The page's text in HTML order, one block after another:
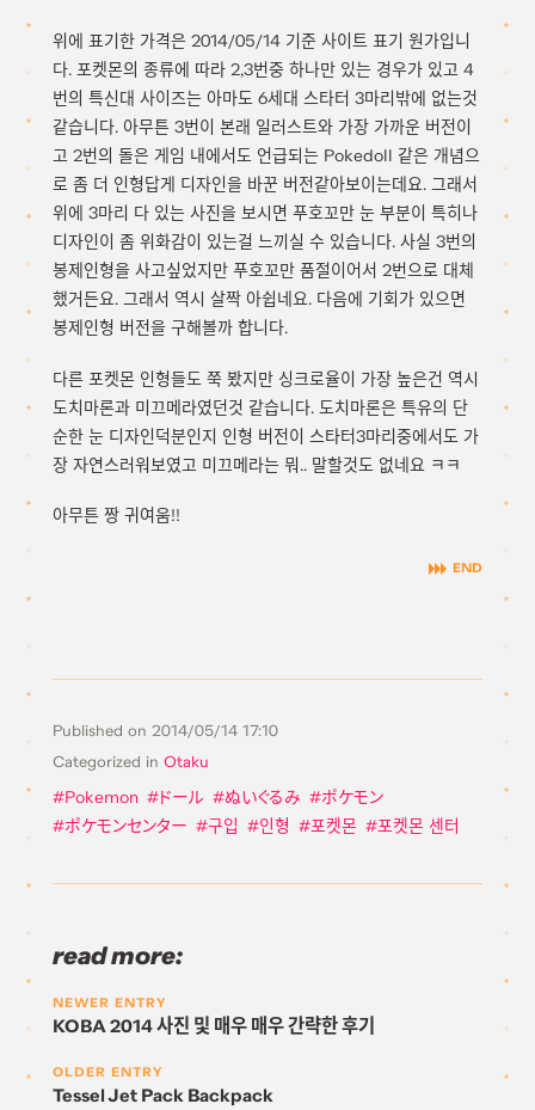
위에 표기한 가격은 2014/05/14 기준 사이트 표기 원가입니
다. 포켓몬의 종류에 따라 2,3번중 하나만 있는 경우가 있고 4
번의 특신대 사이즈는 아마도 6세대 스타터 3마리밖에 없는것
같습니다. 아무튼 3번이 본래 일러스트와 가장 가까운 버전이
고 2번의 돌은 게임 내에서도 언급되는 Pokedoll 같은 개념으
로 좀 더 인형답게 디자인을 바꾼 버전같아보이는데요. 그래서
위에 3마리 다 있는 사진을 보시면 푸호꼬만 눈 부분이 특히나
디자인이 좀 위화감이 있는걸 느끼실 수 있습니다. 사실 3번의
봉제인형을 사고싶었지만 푸호꼬만 품절이어서 2번으로 대체
했거든요. 그래서 역시 살짝 아쉽네요. 다음에 기회가 있으면
봉제인형 버전을 구해볼까 합니다.
다른 포켓몬 인형들도 쭉 봤지만 싱크로율이 가장 높은건 역시
도치마론과 미끄메라였던것 같습니다. 도치마론은 특유의 단
순한 눈 디자인덕분인지 인형 버전이 스타터3마리중에서도 가
장 자연스러워보였고 미끄메라는 뭐.. 말할것도 없네요 ㅋㅋ
아무튼 짱 귀여움!!
Published on 2014/05/14 17:10
Categorized in Otaku
Pokemon ドール ぬいぐるみ
ポケモン
ポケモンセンター
구입 인형 포켓몬 포켓몬 센터
read more:
OLDER ENTRY
Tessel Jet Pack Backpack
NEWER ENTRY
KOBA 2014 사진 및 매우 매우 간략한 후기